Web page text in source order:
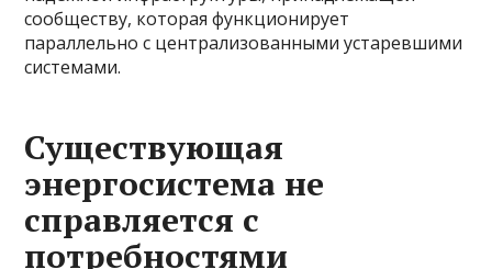
сообществу, которая функционирует
параллельно с централизованными устаревшими
системами.
Существующая
энергосистема не
справляется с
потребностями